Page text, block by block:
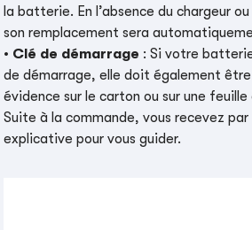
la batterie. En l’absence du chargeur
son remplacement sera
• Clé de démarrage : Si votre
de démarrage, elle doit également
évidence sur le carton ou sur une feuille
Suite à la commande, vous recevez
explicative pour vous guider.